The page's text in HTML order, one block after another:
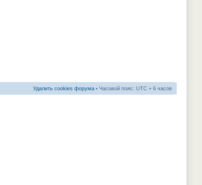
Удалить cookies форума • Часовой пояс: UTC + 6 часов